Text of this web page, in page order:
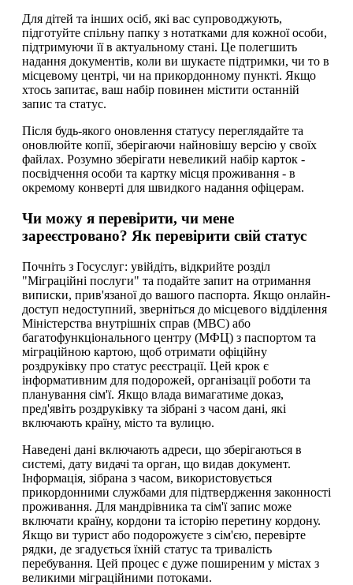
Для дітей та інших осіб, які вас супроводжують,
підготуйте спільну папку з нотатками для кожної особи,
підтримуючи її в актуальному стані. Це полегшить
надання документів, коли ви шукаєте підтримки, чи то в
місцевому центрі, чи на прикордонному пункті. Якщо
хтось запитає, ваш набір повинен містити останній
запис та статус.
Після будь-якого оновлення статусу переглядайте та
оновлюйте копії, зберігаючи найновішу версію у своїх
файлах. Розумно зберігати невеликий набір карток -
посвідчення особи та картку місця проживання - в
окремому конверті для швидкого надання офіцерам.
Чи можу я перевірити, чи мене
зареєстровано? Як перевірити свій статус
Почніть з Госуслуг: увійдіть, відкрийте розділ
"Міграційні послуги" та подайте запит на отримання
виписки, прив'язаної до вашого паспорта. Якщо онлайн-
доступ недоступний, зверніться до місцевого відділення
Міністерства внутрішніх справ (МВС) або
багатофункціонального центру (МФЦ) з паспортом та
міграційною картою, щоб отримати офіційну
роздруківку про статус реєстрації. Цей крок є
інформативним для подорожей, організації роботи та
планування сім'ї. Якщо влада вимагатиме доказ,
пред'явіть роздруківку та зібрані з часом дані, які
включають країну, місто та вулицю.
Наведені дані включають адреси, що зберігаються в
системі, дату видачі та орган, що видав документ.
Інформація, зібрана з часом, використовується
прикордонними службами для підтвердження законності
проживання. Для мандрівника та сім'ї запис може
включати країну, кордони та історію перетину кордону.
Якщо ви турист або подорожуєте з сім'єю, перевірте
рядки, де згадується їхній статус та тривалість
перебування. Цей процес є дуже поширеним у містах з
великими міграційними потоками.